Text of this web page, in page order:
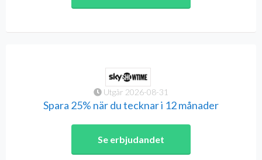
Utgår 2026-08-31
Spara 25% när du tecknar i 12 månader
Se erbjudandet